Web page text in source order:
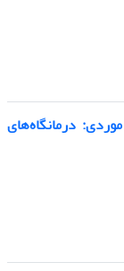
درمانگاه‌های